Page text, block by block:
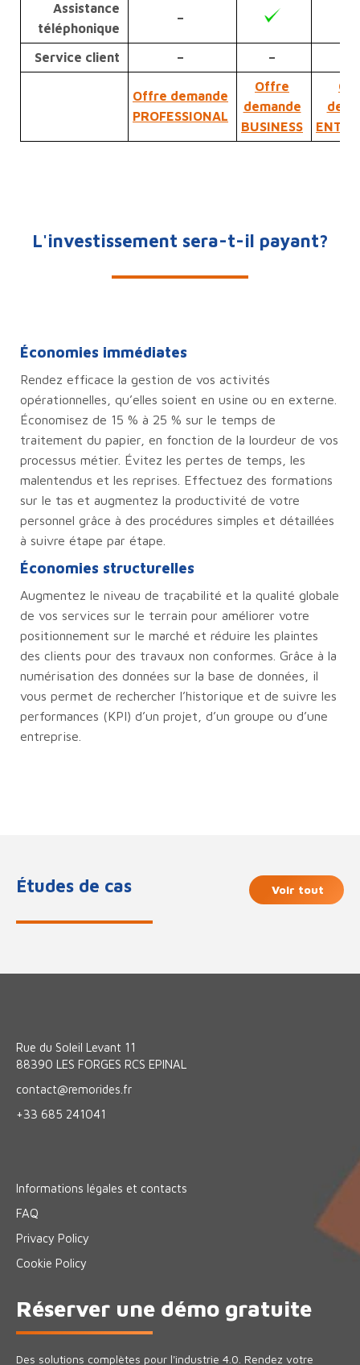
Assistance
téléphonique
–
Service client – –
Offre demande
PROFESSIONAL
Offre
demande
BUSINESS
L'investissement sera-t-il payant?
Économies immédiates
Rendez efficace la gestion de vos activités
opérationnelles, qu’elles soient en usine ou en externe.
Économisez de 15 % à 25 % sur le temps de
traitement du papier, en fonction de la lourdeur de vos
processus métier. Évitez les pertes de temps, les
malentendus et les reprises. Effectuez des formations
sur le tas et augmentez la productivité de votre
personnel grâce à des procédures simples et détaillées
à suivre étape par étape.
Économies structurelles
Augmentez le niveau de traçabilité et la qualité globale
de vos services sur le terrain pour améliorer votre
positionnement sur le marché et réduire les plaintes
des clients pour des travaux non conformes. Grâce à la
numérisation des données sur la base de données, il
vous permet de rechercher l’historique et de suivre les
performances (KPI) d’un projet, d’un groupe ou d’une
entreprise.
Voir tout
Études de cas
Rue du Soleil Levant 11
88390 LES FORGES RCS EPINAL
contact@remorides.fr
+33 685 241041
Informations légales et contacts
FAQ
Privacy Policy
Cookie Policy
Réserver une démo gratuite
Des solutions complètes pour l'industrie 4.0. Rendez votre